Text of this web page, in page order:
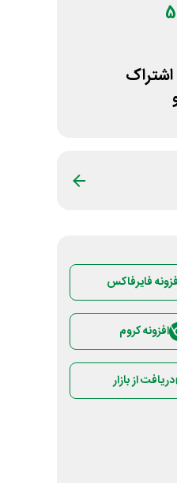
اشتراک
فایرفاکس
افزونه کروم
دریافت از بازار